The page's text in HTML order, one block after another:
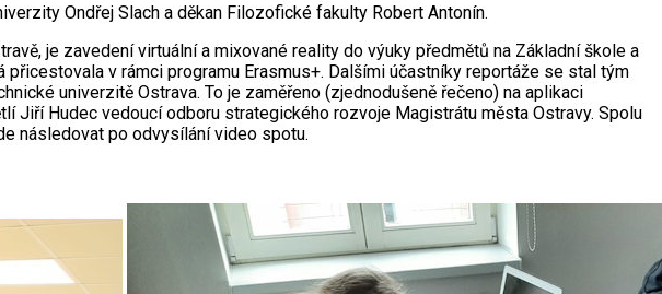
Ondřej Slach a děkan Filozofické fakulty Robert Antonín.
je zavedení virtuální a mixované reality do výuky předmětů na Základní škole a
v rámci programu Erasmus+. Dalšími účastníky reportáže se stal tým
univerzitě Ostrava. To je zaměřeno (zjednodušeně řečeno) na aplikaci
Hudec vedoucí odboru strategického rozvoje Magistrátu města Ostravy. Spolu
následovat po odvysílání video spotu.